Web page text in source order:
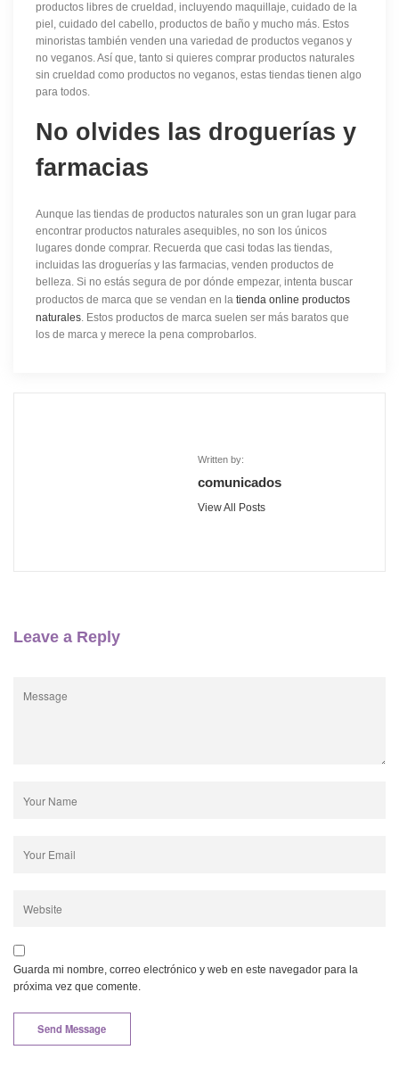
productos libres de crueldad, incluyendo maquillaje, cuidado de la
piel, cuidado del cabello, productos de baño y mucho más. Estos
minoristas también venden una variedad de productos veganos y
no veganos. Así que, tanto si quieres comprar productos naturales
sin crueldad como productos no veganos, estas tiendas tienen algo
para todos.
No olvides las droguerías y
farmacias
Aunque las tiendas de productos naturales son un gran lugar para
encontrar productos naturales asequibles, no son los únicos
lugares donde comprar. Recuerda que casi todas las tiendas,
incluidas las droguerías y las farmacias, venden productos de
belleza. Si no estás segura de por dónde empezar, intenta buscar
productos de marca que se vendan en la tienda online productos
naturales. Estos productos de marca suelen ser más baratos que
los de marca y merece la pena comprobarlos.
Written by:
comunicados
View All Posts
Leave a Reply
Guarda mi nombre, correo electrónico y web en este navegador para la
próxima vez que comente.